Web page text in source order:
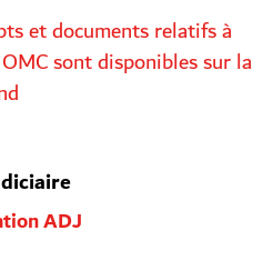
et documents relatifs à
sont disponibles sur la
ADJ